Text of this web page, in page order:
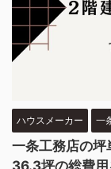
ハウスメーカー 一
一条工務店の
36.3坪の総費用